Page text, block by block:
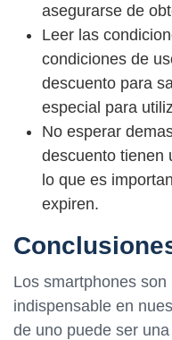
asegurarse de
Leer las
condiciones de
descuento para
especial para
No esperar
descuento tienen
lo que es
expiren.
Los smartphones
indispensable en
de uno puede ser